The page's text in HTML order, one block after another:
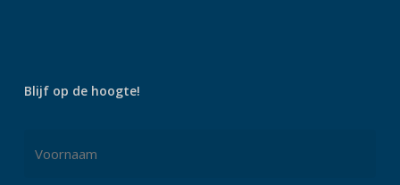
Blijf op de hoogte!